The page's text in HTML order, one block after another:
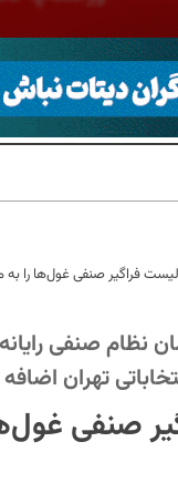
لیست فراگیر صنفی غول‌ها را به
نظام صنفی
تهران
صنفی